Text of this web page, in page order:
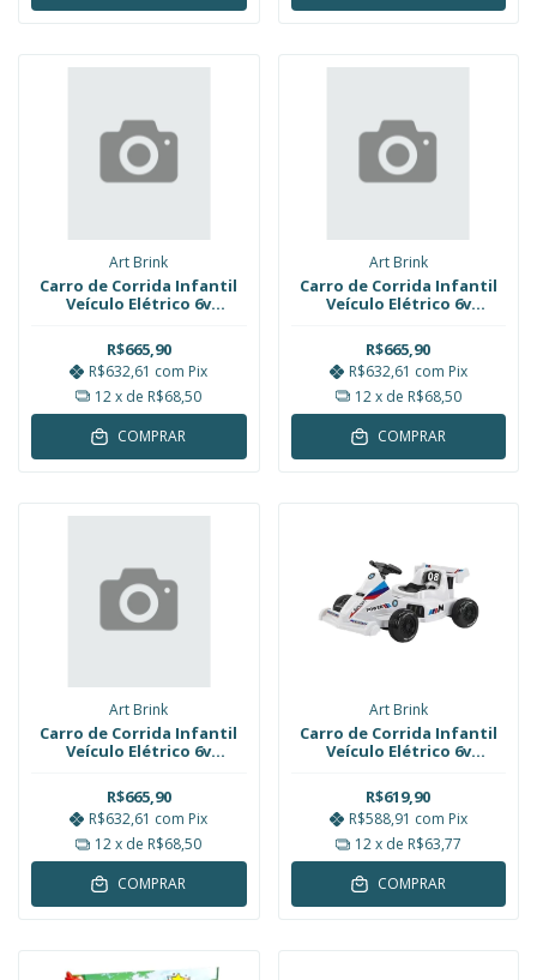
Art Brink
Carro de Corrida Infantil
Veículo Elétrico 6v
Art Brink
R$665,90
R$632,61 com Pix
12x de R$68,50
COMPRAR
Art Brink
Carro de Corrida Infantil
Veículo Elétrico 6v
Art Brink
R$665,90
R$632,61 com Pix
12x de R$68,50
COMPRAR
Art Brink
Carro de Corrida Infantil
Veículo Elétrico 6v
Vermelho Art Brink
R$665,90
R$632,61 com Pix
12x de R$68,50
COMPRAR
Art Brink
Carro de Corrida Infantil
Veículo Elétrico 6v
Art Brink
R$619,90
R$588,91 com Pix
12x de R$63,77
COMPRAR